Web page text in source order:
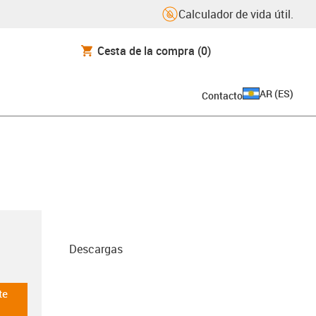
Calculador de vida útil.
Cesta de la compra (0)
Contacto AR (ES)
Descargas